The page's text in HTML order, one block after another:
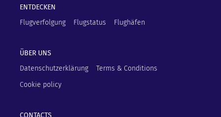
ENTDECKEN
Flugverfolgung
Flugstatus Flughäfen
ÜBER UNS
Datenschutzerklärung
Terms & Conditions
Cookie policy